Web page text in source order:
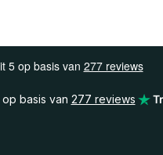
basis van 277 reviews